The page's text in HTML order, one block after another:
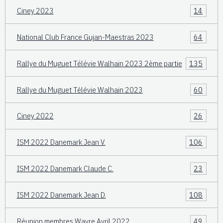
Ciney 2023 14
National Club France Gujan-Maestras 2023 64
Rallye du Muguet Télévie Walhain 2023 2ème partie 135
Rallye du Muguet Télévie Walhain 2023 60
Ciney 2022 26
ISM 2022 Danemark Jean V. 106
ISM 2022 Danemark Claude C. 23
ISM 2022 Danemark Jean D. 108
Réunion membres Wavre Avril 2022 49